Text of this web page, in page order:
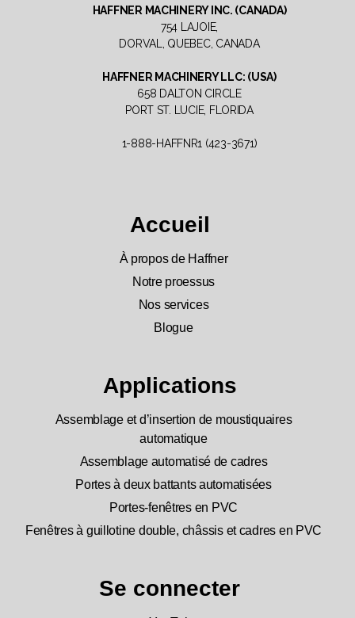
Machinery
North
America
HAFFNER MACHINERY INC. (CANADA)
754 LAJOIE,
DORVAL, QUEBEC, CANADA
HAFFNER MACHINERY LLC: (USA)
658 DALTON CIRCLE
PORT ST. LUCIE, FLORIDA
1-888-HAFFNR1 (423-3671)
Accueil
À propos de Haffner
Notre proessus
Nos services
Blogue
Applications
Assemblage et d’insertion de moustiquaires
automatique
Assemblage automatisé de cadres
Portes à deux battants automatisées
Portes-fenêtres en PVC
Fenêtres à guillotine double, châssis et cadres en PVC
Se connecter